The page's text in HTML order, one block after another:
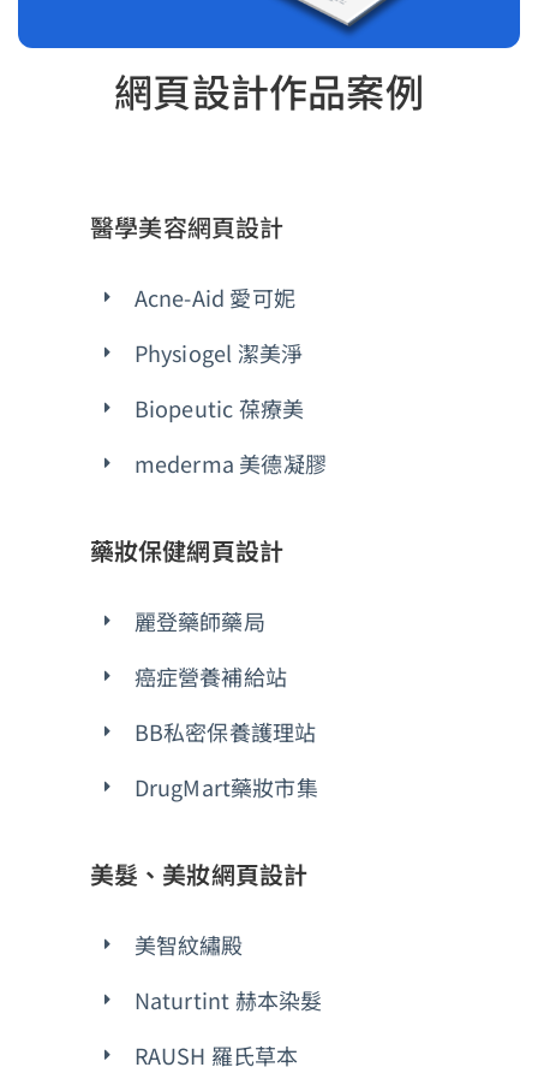
網頁設計作品案例
醫學美容網頁設計
Acne-Aid 愛可妮
Physiogel 潔美淨
Biopeutic 葆療美
mederma 美德凝膠
藥妝保健網頁設計
麗登藥師藥局
癌症營養補給站
BB私密保養護理站
DrugMart藥妝市集
美髮、美妝網頁設計
美智紋繡殿
Naturtint 赫本染髮
RAUSH 羅氏草本